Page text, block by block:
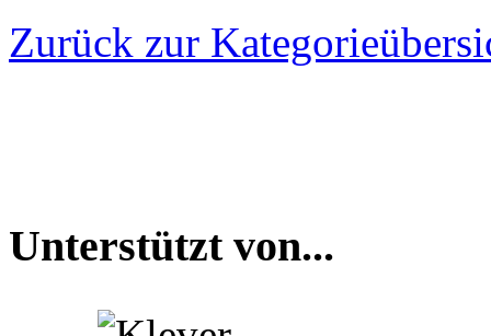
Zurück zur
Unterstützt von...